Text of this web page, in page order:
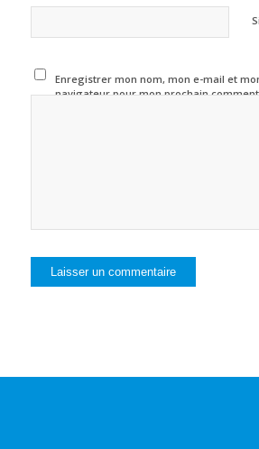
Enregistrer mon nom, mon e-mail et
navigateur pour mon prochain